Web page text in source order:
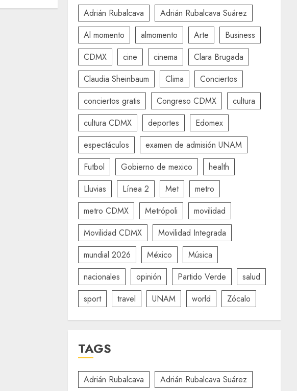
Adrián Rubalcava
Adrián Rubalcava Suárez
Al momento
almomento Arte
Business
CDMX
cine cinema
Clara Brugada
Claudia Sheinbaum
Clima
Conciertos
conciertos gratis
Congreso CDMX
cultura
cultura CDMX
deportes
Edomex
espectáculos
examen de admisión UNAM
Futbol
Gobierno de mexico
health
Lluvias
Línea 2 Met
metro
metro CDMX
Metrópoli
movilidad
Movilidad CDMX
Movilidad Integrada
mundial 2026
México
Música
nacionales
opinión Partido Verde
salud
sport
travel UNAM world Zócalo
TAGS
Adrián Rubalcava
Adrián Rubalcava Suárez